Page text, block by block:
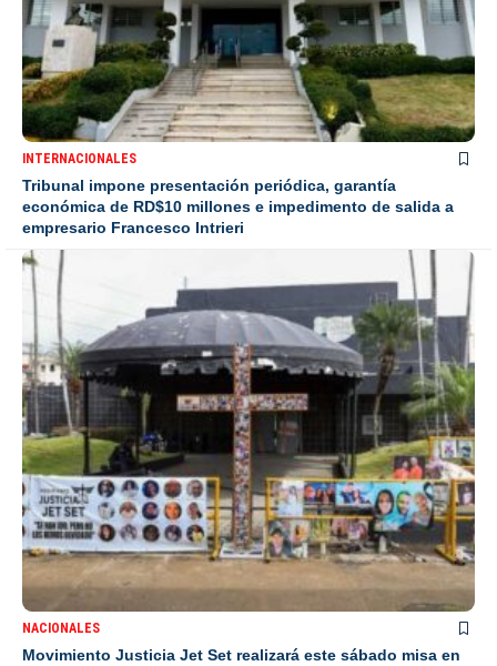
INTERNACIONALES
Tribunal impone presentación periódica, garantía
económica de RD$10 millones e impedimento de salida a
empresario Francesco Intrieri
NACIONALES
Movimiento Justicia Jet Set realizará este sábado misa en